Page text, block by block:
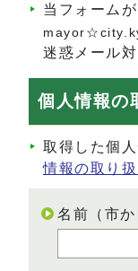
当フォーム
迷惑メール
個人情報の
取得した個
情報の取り
名前（市